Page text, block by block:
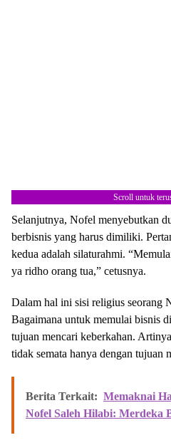
Scroll untuk
Selanjutnya, Nofel menyebutkan
berbisnis yang harus dimiliki.
kedua adalah silaturahmi.
ya ridho orang tua,” cetusnya.
Dalam hal ini sisi religius seorang
Bagaimana untuk memulai bisnis
tujuan mencari keberkahan.
tidak semata hanya dengan tujuan
Berita Terkait: Memaknai
Nofel Saleh Hilabi: Merdeka